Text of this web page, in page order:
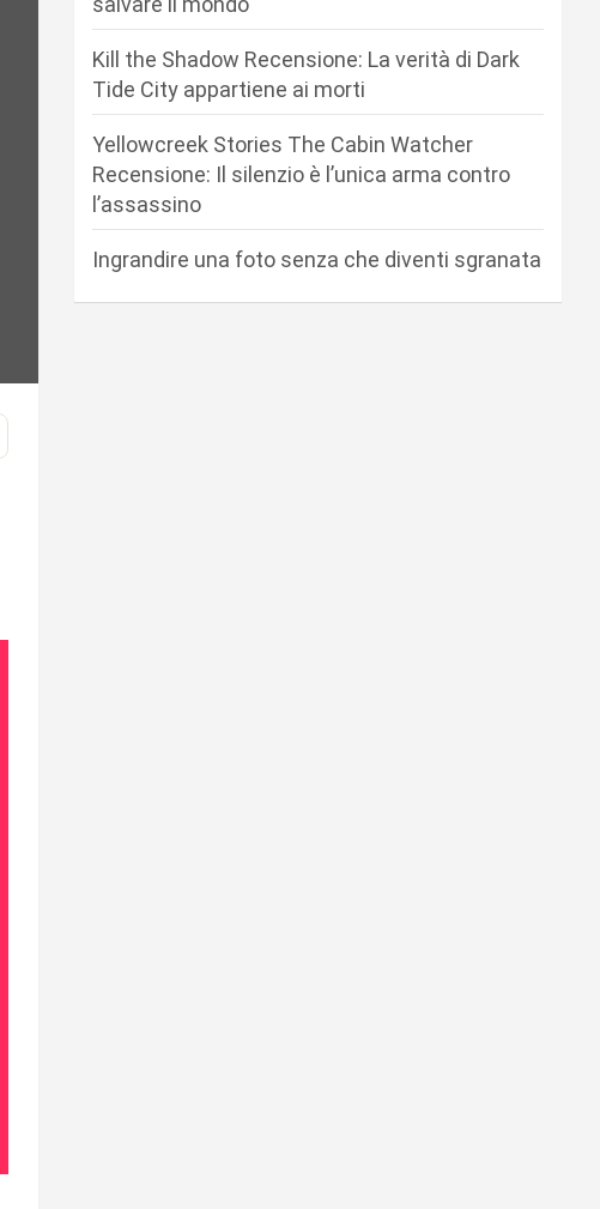
Kill the Shadow Recensione: La verità di Dark
Tide City appartiene ai morti
Yellowcreek Stories The Cabin Watcher
Recensione: Il silenzio è l’unica arma contro
l’assassino
Ingrandire una foto senza che diventi sgranata